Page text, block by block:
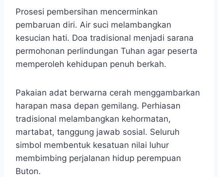
Prosesi pembersihan mencerminkan
pembaruan diri. Air suci melambangkan
kesucian hati. Doa tradisional menjadi sarana
permohonan perlindungan Tuhan agar peserta
memperoleh kehidupan penuh berkah.
Pakaian adat berwarna cerah menggambarkan
harapan masa depan gemilang. Perhiasan
tradisional melambangkan kehormatan,
martabat, tanggung jawab sosial. Seluruh
simbol membentuk kesatuan nilai luhur
membimbing perjalanan hidup perempuan
Buton.